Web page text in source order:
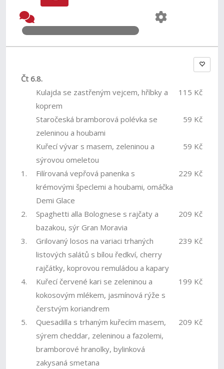
Čt 6.8.
Kulajda se zastřeným vejcem, hříbky a
koprem
115 Kč
Staročeská bramborová polévka se
zeleninou a houbami
59 Kč
Kuřecí vývar s masem, zeleninou a
sýrovou omeletou
59 Kč
1.
Filírovaná vepřová panenka s
krémovými špeclemi a houbami, omáčka
Demi Glace
229 Kč
2.
Spaghetti alla Bolognese s rajčaty a
bazakou, sýr Gran Moravia
209 Kč
3.
Grilovaný losos na variaci trhaných
listových salátů s bílou ředkví, cherry
rajčátky, koprovou remuládou a kapary
239 Kč
4.
Kuřecí červené kari se zeleninou a
kokosovým mlékem, jasmínová rýže s
čerstvým koriandrem
199 Kč
5.
Quesadilla s trhaným kuřecím masem,
sýrem cheddar, zeleninou a fazolemi,
bramborové hranolky, bylinková
zakysaná smetana
209 Kč